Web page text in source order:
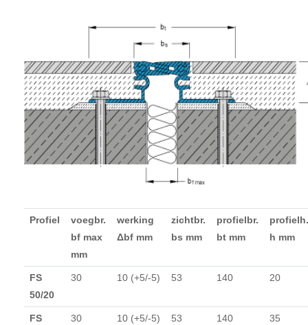
Profiel
voegbr.
bf max
mm
werking
Δbf mm
zichtbr.
bs mm
profielbr.
bt mm
profielh.
h mm
FS
50/20
30 10 (+5/-5) 53 140 20
FS
30 10 (+5/-5) 53 140 35